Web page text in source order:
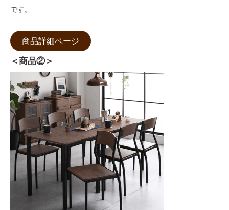
です。
商品詳細ページ
＜商品②＞